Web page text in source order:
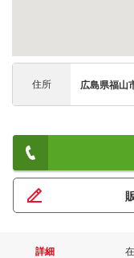
住所 広島県福山
詳細